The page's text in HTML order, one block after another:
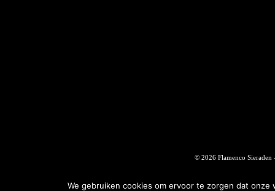
© 2026 Flamenco
We gebruiken cookies om ervoor te zorgen dat